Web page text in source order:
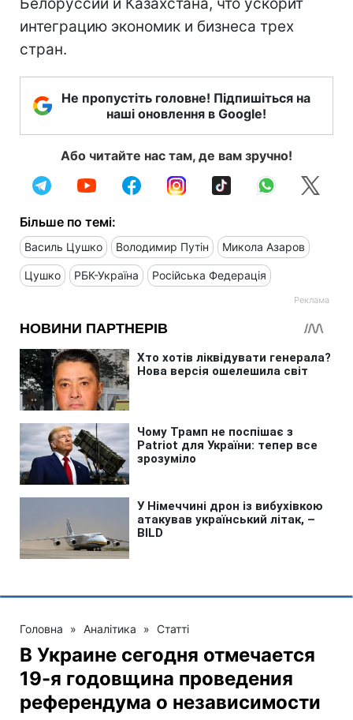
интеграцию экономик и бизнеса трех
стран.
Не пропустіть головне! Підпишіться на
наші оновлення в Google!
Або читайте нас там, де вам зручно!
Більше по темі:
Василь Цушко Володимир Путін Микола Азаров
Цушко РБК-Україна Російська Федерація
Головна » Аналітика » Статті
В Украине сегодня отмечается
19-я годовщина проведения
референдума о независимости